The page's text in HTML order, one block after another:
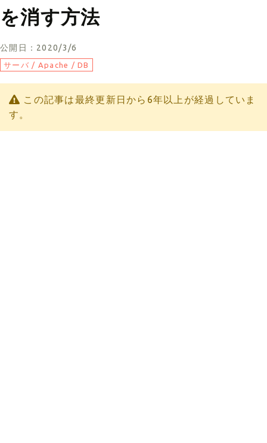
を消す方法
公開日：2020/3/6
サーバ / Apache / DB
この記事は最終更新日から6年以上が経過していま
す。